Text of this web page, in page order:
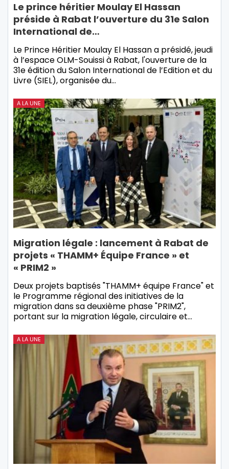
Le prince héritier Moulay El Hassan
préside à Rabat l’ouverture du 31e Salon
International de…
Le Prince Héritier Moulay El Hassan a présidé, jeudi
à l’espace OLM-Souissi à Rabat, l'ouverture de la
31e édition du Salon International de l’Edition et du
Livre (SIEL), organisée du…
A LA UNE
Migration légale : lancement à Rabat de
projets « THAMM+ Équipe France » et
« PRIM2 »
Deux projets baptisés "THAMM+ équipe France" et
le Programme régional des initiatives de la
migration dans sa deuxième phase "PRIM2",
portant sur la migration légale, circulaire et…
A LA UNE